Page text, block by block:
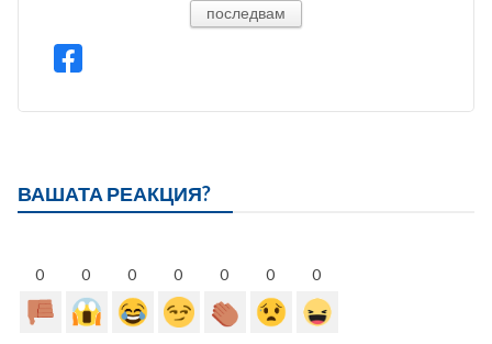
последвам
ВАШАТА РЕАКЦИЯ?
0 0 0 0 0 0 0